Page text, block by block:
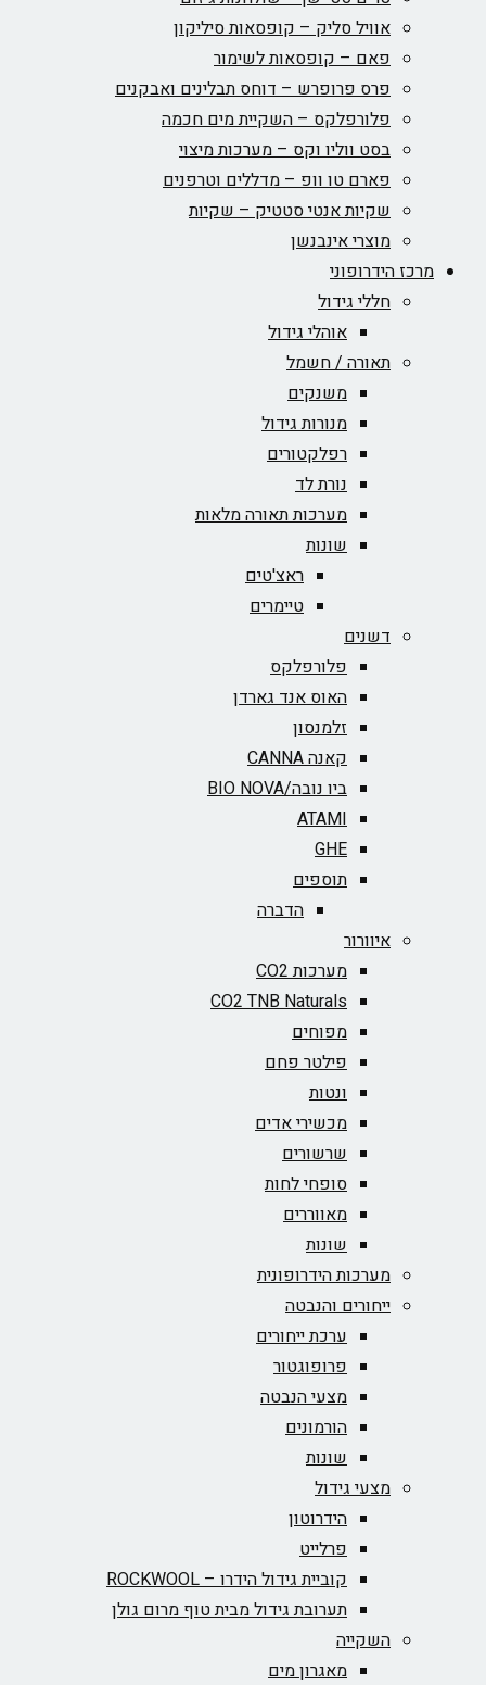
אוויל סליק – קופסאות סיליקון
פאם – קופסאות לשימור
פרס פרופרש – דוחס תבלינים ואבקנים
פלורפלקס – השקיית מים חכמה
בסט ווליו וקס – מערכות מיצוי
פארם טו וופ – מדללים וטרפנים
שקיות אנטי סטטיק – שקיות
מוצרי אינבנשן
מרכז הידרופוני
חללי גידול
אוהלי גידול
תאורה / חשמל
משנקים
מנורות גידול
רפלקטורים
נורת לד
מערכות תאורה מלאות
שונות
ראצ'טים
טיימרים
דשנים
פלורפלקס
האוס אנד גארדן
זלמנסון
קאנה CANNA
ביו נובה/BIO NOVA‏
ATAMI
GHE
תוספים
הדברה
איוורור
מערכות CO2
CO2 TNB Naturals
מפוחים
פילטר פחם
ונטות
מכשירי אדים
שרשורים
סופחי לחות
מאווררים
שונות
מערכות הידרופונית
ייחורים והנבטה
ערכת ייחורים
פרופוגטור
מצעי הנבטה
הורמונים
שונות
מצעי גידול
הידרוטון
פרלייט
קוביית גידול הידרו – ROCKWOOL‏
תערובת גידול מבית טוף מרום גולן
השקייה
מאגרון מים